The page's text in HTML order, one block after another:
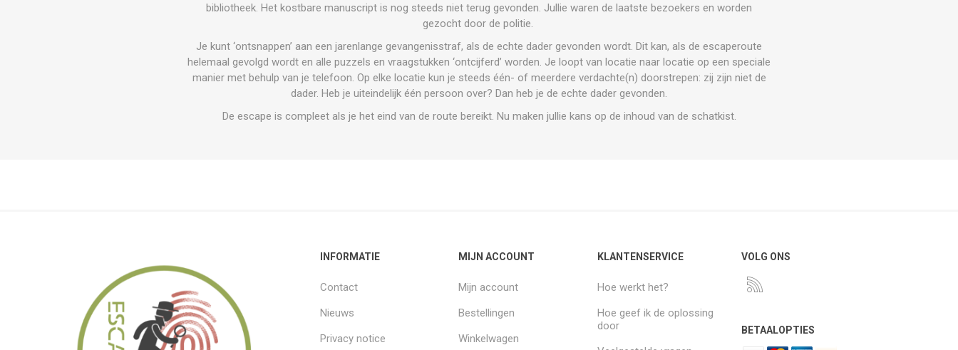
bibliotheek. Het kostbare manuscript is nog steeds niet terug gevonden. Jullie waren de laatste bezoekers en worden
gezocht door de politie.
Je kunt ‘ontsnappen’ aan een jarenlange gevangenisstraf, als de echte dader gevonden wordt. Dit kan, als de escaperoute
helemaal gevolgd wordt en alle puzzels en vraagstukken ‘ontcijferd’ worden. Je loopt van locatie naar locatie op een speciale
manier met behulp van je telefoon. Op elke locatie kun je steeds één- of meerdere verdachte(n) doorstrepen: zij zijn niet de
dader. Heb je uiteindelijk één persoon over? Dan heb je de echte dader gevonden.
De escape is compleet als je het eind van de route bereikt. Nu maken jullie kans op de inhoud van de schatkist.
INFORMATIE
Contact
Nieuws
Privacy notice
MIJN ACCOUNT
Mijn account
Bestellingen
Winkelwagen
KLANTENSERVICE
Hoe werkt het?
Hoe geef ik de oplossing
door
VOLG ONS
BETAALOPTIES